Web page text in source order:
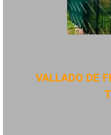
VALLADO DE